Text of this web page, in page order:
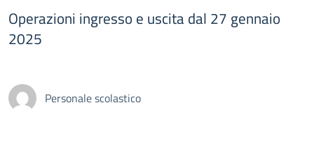
Operazioni ingresso e uscita dal 27 gennaio
2025
Personale scolastico